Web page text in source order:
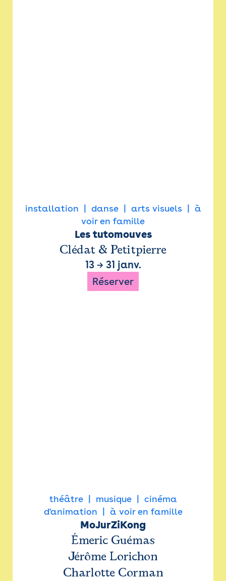
installation danse arts visuels
à
voir en famille
Les tutomouves
Clédat & Petitpierre
13→ 31 janv.
Réserver
théâtre musique
cinéma
d'animation
à voir en famille
MoJurZiKong
Émeric Guémas
Jérôme Lorichon
Charlotte Corman